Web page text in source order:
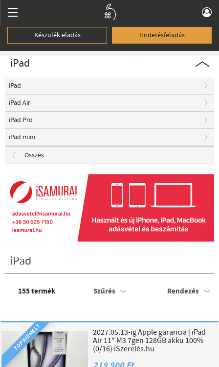
Készülék eladás Hirdetésfeladás
iPad
iPad
iPad Air
iPad Pro
iPad mini
Összes
iPad
155termék Szűrés Rendezés
TOP KIEMELT
2027.05.13-ig Apple garancia | iPad
Air 11" M3 7gen 128GB akku 100%
(0/16) iSzerelés.hu